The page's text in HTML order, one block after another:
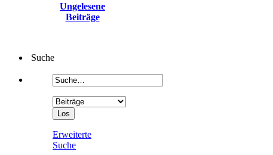
Ungelesene
Beiträge
Suche
Erweiterte
Suche